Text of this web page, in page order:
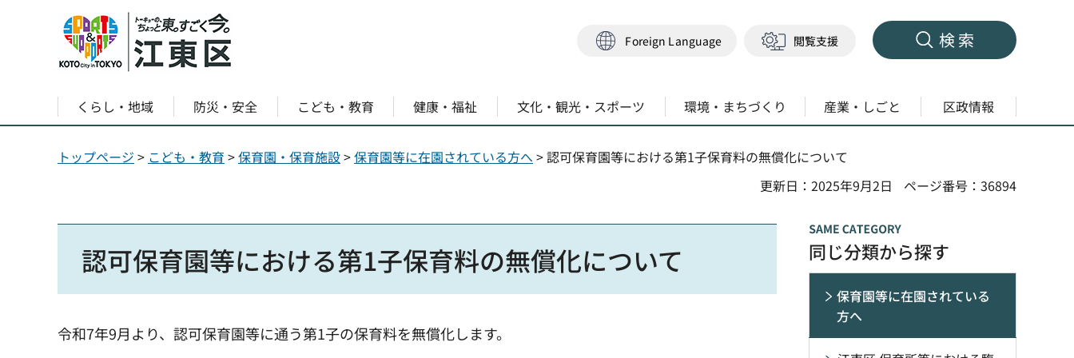
Foreign Language 閲覧支援 検索
くらし・地域 防災・安全 こども・教育 健康・福祉 文化・観光・スポーツ 環境・まちづくり 産業・しごと 区政情報
トップページ > こども・教育 >保育園・保育施設>保育園等に在園されている方へ > 認可保育園等における第1子保育料の無償化について
更新日：2025年9月2日
ページ番号：36894
認可保育園等における第1子保育料の無償化について
令和7年9月より、認可保育園等に通う第1子の保育料を無償化します。
同じ分類から探す
保育園等に在園されている
方へ